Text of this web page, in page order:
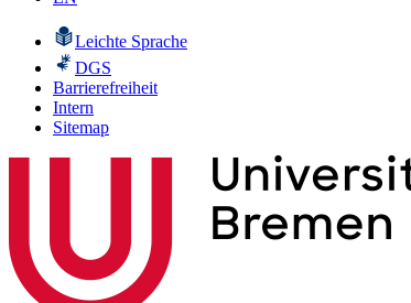
Leichte Sprache
DGS
Barrierefreiheit
Intern
Sitemap